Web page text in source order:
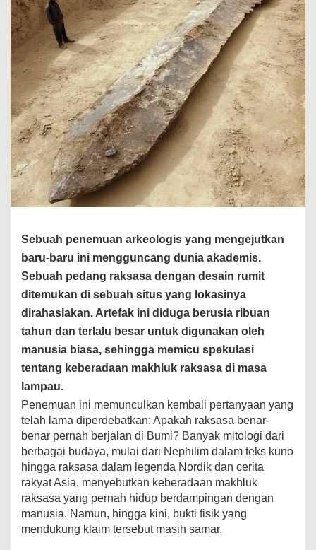
a
k
s
a
s
a
:
B
u
k
t
i
K
e
b
d
a
a
M
a
k
l
k
R
a
a
s
a
d
i
Sebuah penemuan arkeologis yang mengejutkan
baru-baru ini mengguncang dunia akademis.
Sebuah pedang raksasa dengan desain rumit
ditemukan di sebuah situs yang lokasinya
dirahasiakan. Artefak ini diduga berusia ribuan
tahun dan terlalu besar untuk digunakan oleh
manusia biasa, sehingga memicu spekulasi
tentang keberadaan makhluk raksasa di masa
lampau.
Penemuan ini memunculkan kembali pertanyaan yang
telah lama diperdebatkan: Apakah raksasa benar-
benar pernah berjalan di Bumi? Banyak mitologi dari
berbagai budaya, mulai dari Nephilim dalam teks kuno
hingga raksasa dalam legenda Nordik dan cerita
rakyat Asia, menyebutkan keberadaan makhluk
raksasa yang pernah hidup berdampingan dengan
manusia. Namun, hingga kini, bukti fisik yang
mendukung klaim tersebut masih samar.